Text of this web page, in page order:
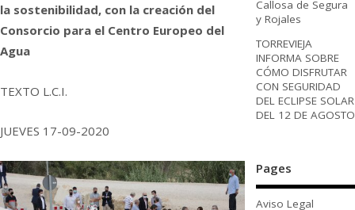
la sostenibilidad, con la creación del
Consorcio para el Centro Europeo del
Agua
TEXTO L.C.I.
JUEVES 17-09-2020
Callosa de Segura
y Rojales
TORREVIEJA
INFORMA SOBRE
CÓMO DISFRUTAR
CON SEGURIDAD
DEL ECLIPSE SOLAR
DEL 12 DE AGOSTO
Pages
Aviso Legal